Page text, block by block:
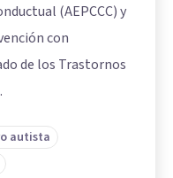
(AEPCCC) y
con
de los Trastornos
autista